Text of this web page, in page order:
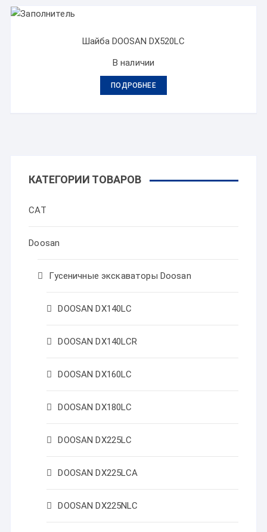
Шайба DOOSAN DX520LC
В наличии
ПОДРОБНЕЕ
КАТЕГОРИИ ТОВАРОВ
CAT
Doosan
Гусеничные экскаваторы Doosan
DOOSAN DX140LC
DOOSAN DX140LCR
DOOSAN DX160LC
DOOSAN DX180LC
DOOSAN DX225LC
DOOSAN DX225LCA
DOOSAN DX225NLC